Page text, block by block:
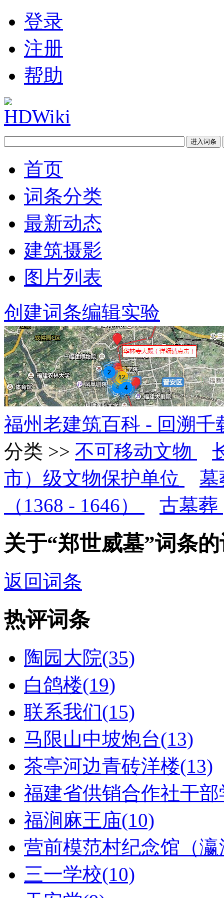
登录
注册
帮助
首页
词条分类
最新动态
建筑摄影
图片列表
创建词条编辑实验
福州老建筑百科 - 回溯
分类 >> 不可移动文物
市）级文物保护单位
（1368 - 1646）
古墓葬
关于“郑世威墓”词条
返回词条
热评词条
陶园大院(35)
白鸽楼(19)
联系我们(15)
马限山中坡炮台(13)
茶亭河边青砖洋楼(13)
福建省供销合作社干
福涧麻王庙(10)
营前模范村纪念馆（
三一学校(10)